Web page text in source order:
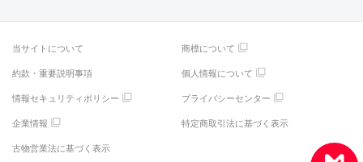
当サイトについて 商標について
約款・重要説明事項 個人情報について
情報セキュリティポリシー プライバシーセンター
企業情報 特定商取引法に基づく表示
古物営業法に基づく表示